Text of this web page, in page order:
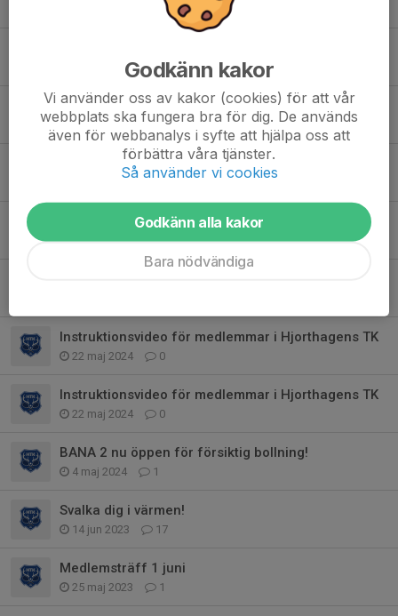
0
23 apr 2025 3
Tack för årets KM
15 sep 2024 3
Påminnelse: Se till att vattenslangen ligger korrekt!
4 aug 2024 0
Instruktionsvideo för medlemmar i Hjorthagens TK
22 maj 2024 3
Instruktionsvideo för medlemmar i Hjorthagens TK
22 maj 2024 0
Instruktionsvideo för medlemmar i Hjorthagens TK
22 maj 2024 0
BANA 2 nu öppen för försiktig bollning!
4 maj 2024 1
Svalka dig i värmen!
14 jun 2023 17
Medlemsträff 1 juni
25 maj 2023 1
Godkänn kakor
Vi använder oss av kakor (cookies) för att vår
webbplats ska fungera bra för dig. De används
även för webbanalys i syfte att hjälpa oss att
förbättra våra tjänster.
Så använder vi cookies
Godkänn alla kakor
Bara nödvändiga